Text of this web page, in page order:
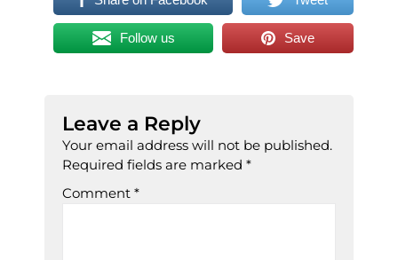
Follow us Save
Leave a Reply
Your email address will not be published.
Required fields are marked *
Comment *